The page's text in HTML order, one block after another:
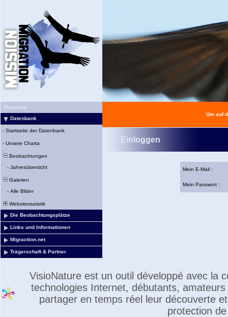
Startseite
Datenbank
- Startseite der Datenbank
- Unsere Charta
Beobachtungen
- Jahresübersicht
Galerien
- Alle Bilder
Websitestatistik
Die Beobachtungsplätze
Links und Informationen
Migraction.net
Trägerschaft & Partner
Um auf
Einloggen
Mein E-Mail :
Mein Passwort :
VisioNature est un outil développé avec la
technologies Internet, débutants,
partager en temps réel leur découverte
protection